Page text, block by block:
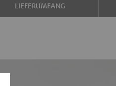
LIEFERUMFANG